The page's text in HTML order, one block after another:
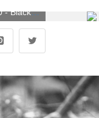
1920x1200 - Black Panther Wallpapers Desktop 1920x1200 - 4USkY. Fondo de pantalla de panteras negras.